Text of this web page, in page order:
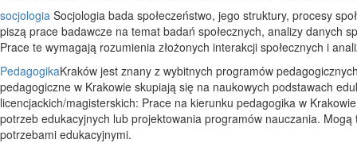
socjologia Socjologia bada społeczeństwo, jego struktury, procesy
piszą prace badawcze na temat badań społecznych, analizy danych
Prace te wymagają rozumienia złożonych interakcji społecznych i
PedagogikaKraków jest znany z wybitnych programów
pedagogiczne w Krakowie skupiają się na naukowych podstawach
licencjackich/magisterskich: Prace na kierunku pedagogika w
potrzeb edukacyjnych lub projektowania programów nauczania.
potrzebami edukacyjnymi.